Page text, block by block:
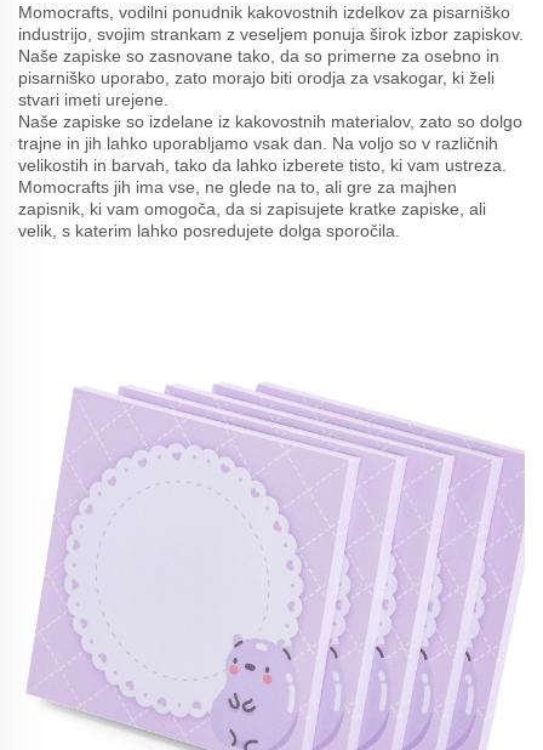
Momocrafts, vodilni ponudnik kakovostnih izdelkov za pisarniško
industrijo, svojim strankam z veseljem ponuja širok izbor zapiskov.
Naše zapiske so zasnovane tako, da so primerne za osebno in
pisarniško uporabo, zato morajo biti orodja za vsakogar, ki želi
stvari imeti urejene.
Naše zapiske so izdelane iz kakovostnih materialov, zato so dolgo
trajne in jih lahko uporabljamo vsak dan. Na voljo so v različnih
velikostih in barvah, tako da lahko izberete tisto, ki vam ustreza.
Momocrafts jih ima vse, ne glede na to, ali gre za majhen
zapisnik, ki vam omogoča, da si zapisujete kratke zapiske, ali
velik, s katerim lahko posredujete dolga sporočila.